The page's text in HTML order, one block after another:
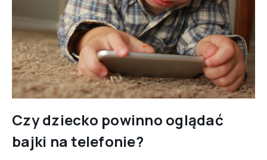
Czy dziecko powinno oglądać
bajki na telefonie?